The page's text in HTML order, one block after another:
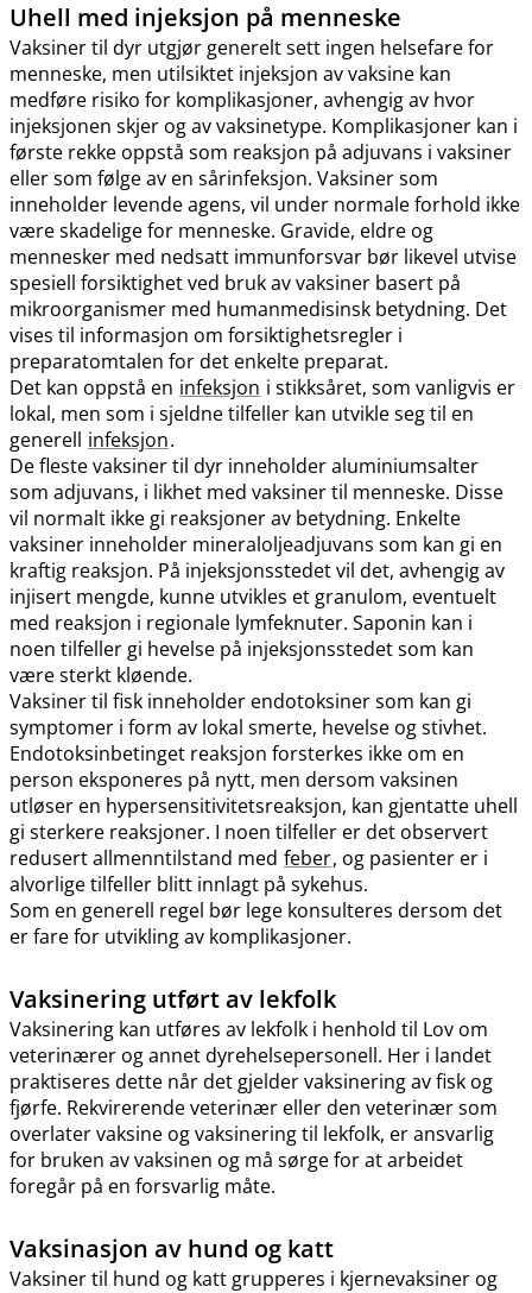
Uhell med injeksjon på menneske
Vaksiner til dyr utgjør generelt sett ingen helsefare for
menneske, men utilsiktet injeksjon av vaksine kan
medføre risiko for komplikasjoner, avhengig av hvor
injeksjonen skjer og av vaksinetype. Komplikasjoner kan i
første rekke oppstå som reaksjon på adjuvans i vaksiner
eller som følge av en sårinfeksjon. Vaksiner som
inneholder levende agens, vil under normale forhold ikke
være skadelige for menneske. Gravide, eldre og
mennesker med nedsatt immunforsvar bør likevel utvise
spesiell forsiktighet ved bruk av vaksiner basert på
mikroorganismer med humanmedisinsk betydning. Det
vises til informasjon om forsiktighetsregler i
preparatomtalen for det enkelte preparat.
Det kan oppstå en infeksjon i stikksåret, som vanligvis er
lokal, men som i sjeldne tilfeller kan utvikle seg til en
generell infeksjon.
De fleste vaksiner til dyr inneholder aluminiumsalter
som adjuvans, i likhet med vaksiner til menneske. Disse
vil normalt ikke gi reaksjoner av betydning. Enkelte
vaksiner inneholder mineraloljeadjuvans som kan gi en
kraftig reaksjon. På injeksjonsstedet vil det, avhengig av
injisert mengde, kunne utvikles et granulom, eventuelt
med reaksjon i regionale lymfeknuter. Saponin kan i
noen tilfeller gi hevelse på injeksjonsstedet som kan
være sterkt kløende.
Vaksiner til fisk inneholder endotoksiner som kan gi
symptomer i form av lokal smerte, hevelse og stivhet.
Endotoksinbetinget reaksjon forsterkes ikke om en
person eksponeres på nytt, men dersom vaksinen
utløser en hypersensitivitetsreaksjon, kan gjentatte uhell
gi sterkere reaksjoner. I noen tilfeller er det observert
redusert allmenntilstand med feber, og pasienter er i
alvorlige tilfeller blitt innlagt på sykehus.
Som en generell regel bør lege konsulteres dersom det
er fare for utvikling av komplikasjoner.
Vaksinering utført av lekfolk
Vaksinering kan utføres av lekfolk i henhold til Lov om
veterinærer og annet dyrehelsepersonell. Her i landet
praktiseres dette når det gjelder vaksinering av fisk og
fjørfe. Rekvirerende veterinær eller den veterinær som
overlater vaksine og vaksinering til lekfolk, er ansvarlig
for bruken av vaksinen og må sørge for at arbeidet
foregår på en forsvarlig måte.
Vaksinasjon av hund og katt
Vaksiner til hund og katt grupperes i kjernevaksiner og